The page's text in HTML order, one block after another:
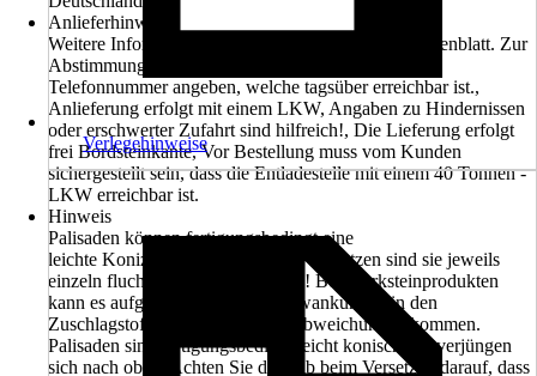
Anlieferhinweis
Weitere Informationen entnehmen Sie bitte dem Datenblatt. Zur
Abstimmung des Liefertermines bitte Handy- oder
Telefonnummer angeben, welche tagsüber erreichbar ist.,
Anlieferung erfolgt mit einem LKW, Angaben zu Hindernissen
oder erschwerter Zufahrt sind hilfreich!, Die Lieferung erfolgt
frei Bordsteinkante, Vor Bestellung muss vom Kunden
sichergestellt sein, dass die Entladestelle mit einem 40 Tonnen -
LKW erreichbar ist.
Hinweis
Palisaden können fertigungsbedingt eine
leichte Konizität aufweisen. Beim Versetzen sind sie jeweils
einzeln fluchtgerecht auszurichten! Bei Werksteinprodukten
kann es aufgrund natürlicher Schwankungen in den
Zuschlagstoffen zu leichten Farbabweichungen kommen.
Palisaden sind fertigungsbedingt leicht konisch, sie verjüngen
sich nach oben. Achten Sie deshalb beim Versetzen darauf, dass
Verlegehinweise